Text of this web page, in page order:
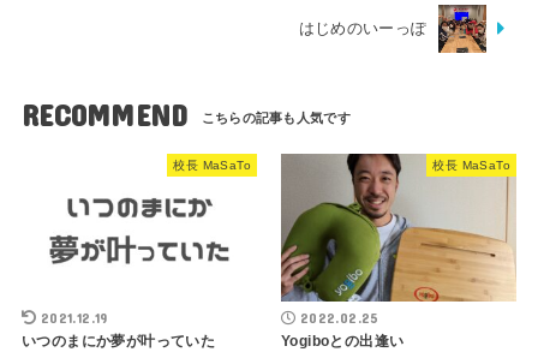
はじめのいーっぽ
RECOMMEND
校長 MaSaTo
2021.12.19
いつのまにか夢が叶っていた
校長 MaSaTo
2022.02.25
Yogiboとの出逢い